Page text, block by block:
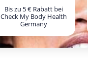
Bis zu 5 € Rabatt bei
Check My Body Health
Germany